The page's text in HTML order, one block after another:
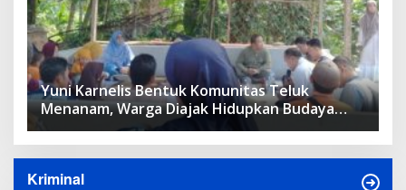
Yuni Karnelis Bentuk Komunitas Teluk
Menanam, Warga Diajak Hidupkan Budaya
Tanam
Kriminal